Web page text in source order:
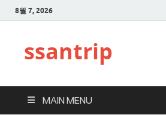
8월 7, 2026
ssantrip
MAIN MENU